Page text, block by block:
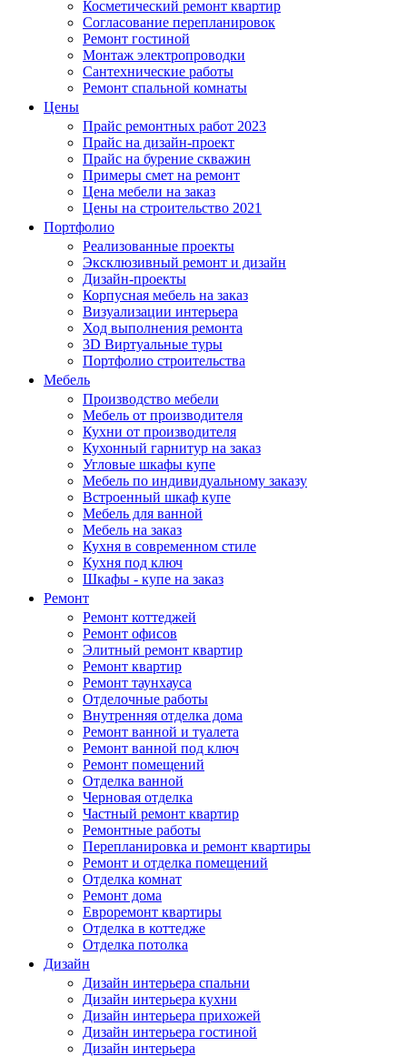
Косметический ремонт квартир
Согласование перепланировок
Ремонт гостиной
Монтаж электропроводки
Сантехнические работы
Ремонт спальной комнаты
Цены
Прайс ремонтных работ 2023
Прайс на дизайн-проект
Прайс на бурение скважин
Примеры смет на ремонт
Цена мебели на заказ
Цены на строительство 2021
Портфолио
Реализованные проекты
Эксклюзивный ремонт и дизайн
Дизайн-проекты
Корпусная мебель на заказ
Визуализации интерьера
Ход выполнения ремонта
3D Виртуальные туры
Портфолио строительства
Мебель
Производство мебели
Мебель от производителя
Кухни от производителя
Кухонный гарнитур на заказ
Угловые шкафы купе
Мебель по индивидуальному заказу
Встроенный шкаф купе
Мебель для ванной
Мебель на заказ
Кухня в современном стиле
Кухня под ключ
Шкафы - купе на заказ
Ремонт
Ремонт коттеджей
Ремонт офисов
Элитный ремонт квартир
Ремонт квартир
Ремонт таунхауса
Отделочные работы
Внутренняя отделка дома
Ремонт ванной и туалета
Ремонт ванной под ключ
Ремонт помещений
Отделка ванной
Черновая отделка
Частный ремонт квартир
Ремонтные работы
Перепланировка и ремонт квартиры
Ремонт и отделка помещений
Отделка комнат
Ремонт дома
Евроремонт квартиры
Отделка в коттедже
Отделка потолка
Дизайн
Дизайн интерьера спальни
Дизайн интерьера кухни
Дизайн интерьера прихожей
Дизайн интерьера гостиной
Дизайн интерьера